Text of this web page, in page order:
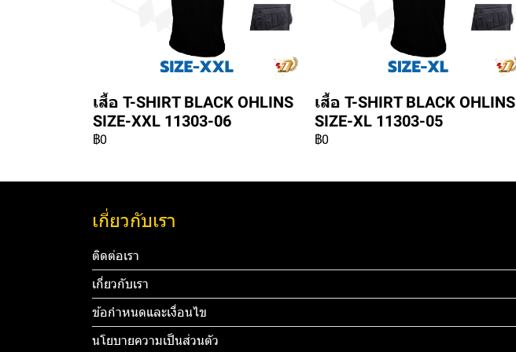
เสื้อ T-SHIRT BLACK OHLINS
SIZE-XXL 11303-06
฿0
เสื้อ T-SHIRT BLACK OHLINS
SIZE-XL 11303-05
฿0
เกี่ยวกับเรา
ติดต่อเรา
เกี่ยวกับเรา
ข้อกำหนดและเงื่อนไข
นโยบายความเป็นส่วนตัว